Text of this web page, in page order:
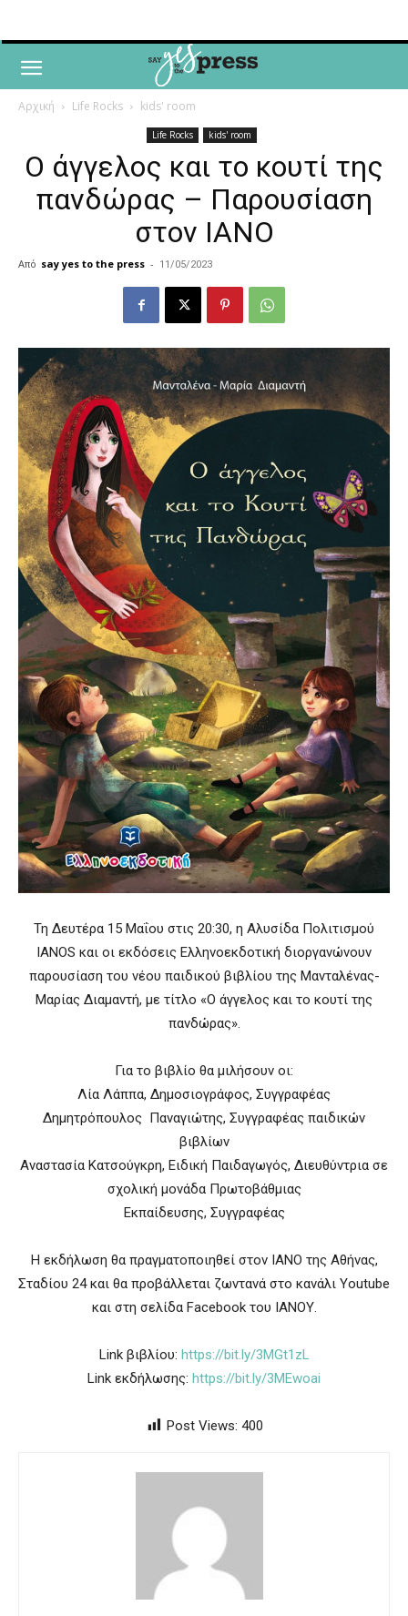
Αρχική Life Rocks kids' room
Life Rocks kids' room
Ο άγγελος και το κουτί της
πανδώρας – Παρουσίαση
στον ΙΑΝΟ
Από say yes to the press - 11/05/2023
Τη Δευτέρα 15 Μαΐου στις 20:30, η Αλυσίδα Πολιτισμού
IANOS και οι εκδόσεις Ελληνοεκδοτική διοργανώνουν
παρουσίαση του νέου παιδικού βιβλίου της Μανταλένας-
Μαρίας Διαμαντή, με τίτλο «Ο άγγελος και το κουτί της
πανδώρας».
Για το βιβλίο θα μιλήσουν οι:
Λία Λάππα, Δημοσιογράφος, Συγγραφέας
Δημητρόπουλος Παναγιώτης, Συγγραφέας παιδικών
βιβλίων
Αναστασία Κατσούγκρη, Ειδική Παιδαγωγός, Διευθύντρια σε
σχολική μονάδα Πρωτοβάθμιας
Εκπαίδευσης, Συγγραφέας
Η εκδήλωση θα πραγματοποιηθεί στον ΙΑΝΟ της Αθήνας,
Σταδίου 24 και θα προβάλλεται ζωντανά στο κανάλι Youtube
και στη σελίδα Facebook του ΙΑΝΟΥ.
Link βιβλίου: https://bit.ly/3MGt1zL
Link εκδήλωσης: https://bit.ly/3MEwoai
Post Views: 400